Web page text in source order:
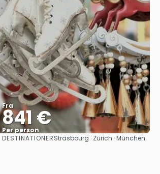
Fra
841 €
Per person
Se
DESTINATIONERStrasbourg · Zürich · München